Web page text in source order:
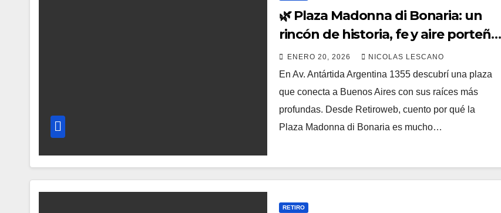
🌿 Plaza Madonna di Bonaria: un
rincón de historia, fe y aire porteño
en pleno Retiro
ENERO 20, 2026 NICOLAS LESCANO
En Av. Antártida Argentina 1355 descubrí una plaza
que conecta a Buenos Aires con sus raíces más
profundas. Desde Retiroweb, cuento por qué la
Plaza Madonna di Bonaria es mucho…
RETIRO